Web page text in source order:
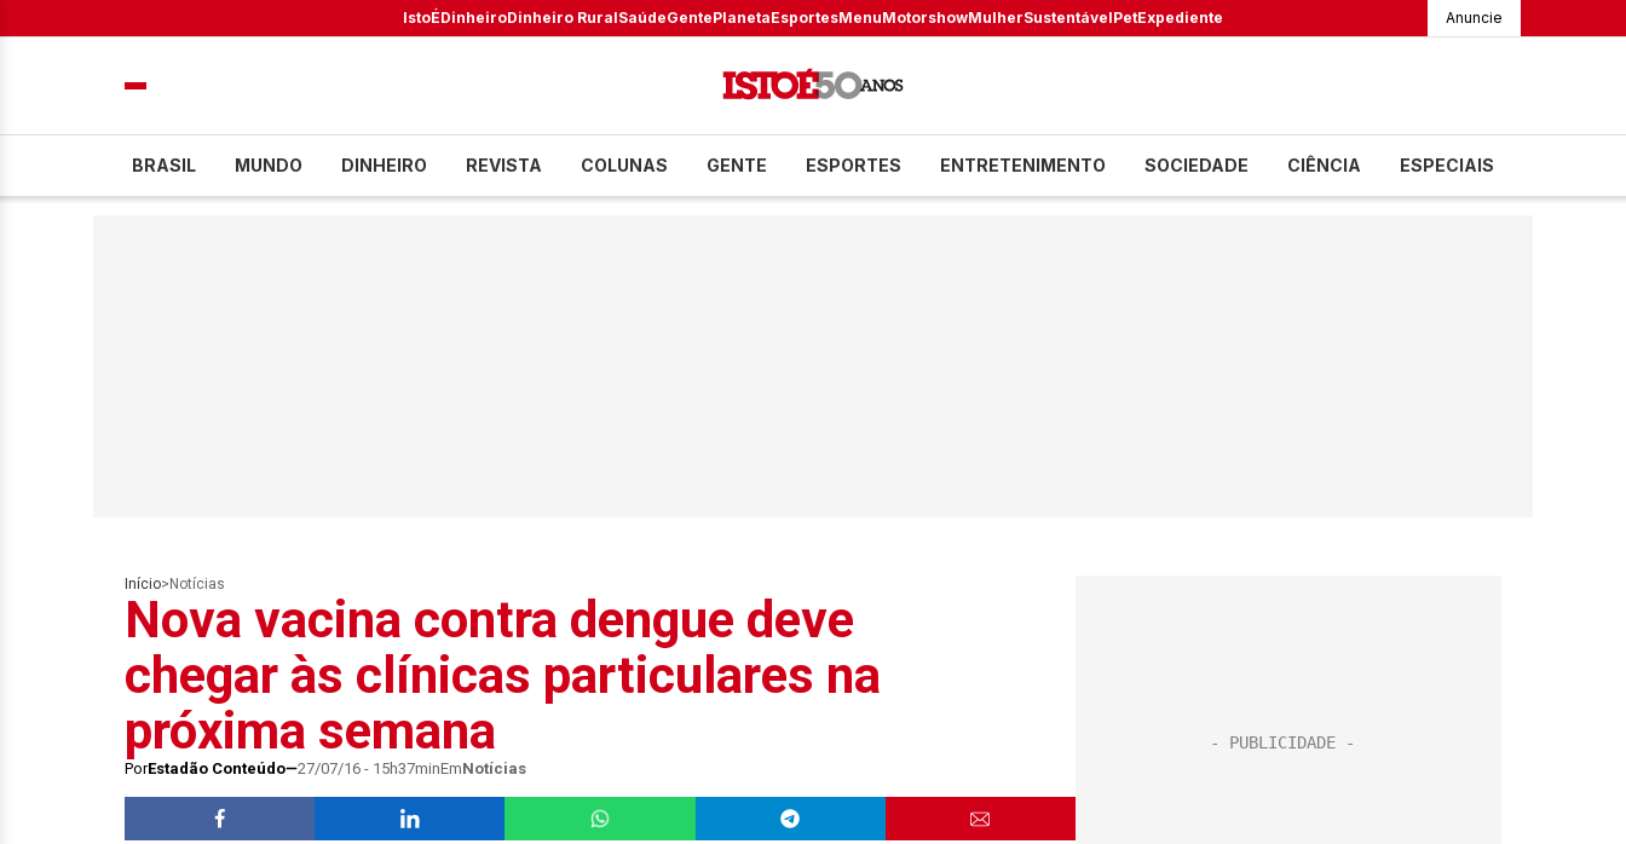
IstoÉDinheiroDinheiro RuralSaúdeGentePlanetaEsportesMenuMotorshowMulherSustentávelPetExpediente Anuncie
BRASIL MUNDO DINHEIRO REVISTA COLUNAS GENTE ESPORTES ENTRETENIMENTO SOCIEDADE CIÊNCIA ESPECIAIS
Início> Notícias
Nova vacina contra dengue deve
chegar às clínicas particulares na
próxima semana
PorEstadão Conteúdo 27/07/16 - 15h37minEmNotícias